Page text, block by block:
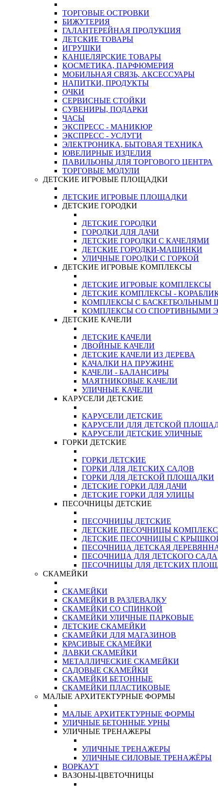
ТОРГОВЫЕ ОСТРОВКИ
БИЖУТЕРИЯ
ГАЛАНТЕРЕЙНАЯ ПРОДУКЦИЯ
ДЕТСКИЕ ТОВАРЫ
ИГРУШКИ
КАНЦЕЛЯРСКИЕ ТОВАРЫ
КОСМЕТИКА, ПАРФЮМЕРИЯ
МОБИЛЬНАЯ СВЯЗЬ, АКСЕССУАРЫ
НАПИТКИ, ПРОДУКТЫ
ОЧКИ
СЕРВИСНЫЕ СТОЙКИ
СУВЕНИРЫ, ПОДАРКИ
ЧАСЫ
ЭКСПРЕСС - МАНИКЮР
ЭКСПРЕСС - УСЛУГИ
ЭЛЕКТРОНИКА, БЫТОВАЯ ТЕХНИКА
ЮВЕЛИРНЫЕ ИЗДЕЛИЯ
ПАВИЛЬОНЫ ДЛЯ ТОРГОВОГО ЦЕНТРА
ТОРГОВЫЕ МОДУЛИ
ДЕТСКИЕ ИГРОВЫЕ ПЛОЩАДКИ
ДЕТСКИЕ ИГРОВЫЕ ПЛОЩАДКИ
ДЕТСКИЕ ГОРОДКИ
ДЕТСКИЕ ГОРОДКИ
ГОРОДКИ ДЛЯ ДАЧИ
ДЕТСКИЕ ГОРОДКИ С КАЧЕЛЯМИ
ДЕТСКИЕ ГОРОДКИ-МАШИНКИ
УЛИЧНЫЕ ГОРОДКИ С ГОРКОЙ
ДЕТСКИЕ ИГРОВЫЕ КОМПЛЕКСЫ
ДЕТСКИЕ ИГРОВЫЕ КОМПЛЕКСЫ
ДЕТСКИЕ КОМПЛЕКСЫ -
КОМПЛЕКСЫ С БАСКЕТБОЛЬНЫМ
КОМПЛЕКСЫ СО СПОРТИВНЫМИ
ДЕТСКИЕ КАЧЕЛИ
ДЕТСКИЕ КАЧЕЛИ
ДВОЙНЫЕ КАЧЕЛИ
ДЕТСКИЕ КАЧЕЛИ ИЗ ДЕРЕВА
КАЧАЛКИ НА ПРУЖИНЕ
КАЧЕЛИ - БАЛАНСИРЫ
МАЯТНИКОВЫЕ КАЧЕЛИ
УЛИЧНЫЕ КАЧЕЛИ
КАРУСЕЛИ ДЕТСКИЕ
КАРУСЕЛИ ДЕТСКИЕ
КАРУСЕЛИ ДЛЯ ДЕТСКОЙ
КАРУСЕЛИ ДЕТСКИЕ УЛИЧНЫЕ
ГОРКИ ДЕТСКИЕ
ГОРКИ ДЕТСКИЕ
ГОРКИ ДЛЯ ДЕТСКИХ САДОВ
ГОРКИ ДЛЯ ДЕТСКОЙ ПЛОЩАДКИ
ДЕТСКИЕ ГОРКИ ДЛЯ ДАЧИ
ДЕТСКИЕ ГОРКИ ДЛЯ УЛИЦЫ
ПЕСОЧНИЦЫ ДЕТСКИЕ
ПЕСОЧНИЦЫ ДЕТСКИЕ
ДЕТСКИЕ ПЕСОЧНИЦЫ
ДЕТСКИЕ ПЕСОЧНИЦЫ С
ПЕСОЧНИЦА ДЕТСКАЯ
ПЕСОЧНИЦА ДЛЯ ДЕТСКОГО САДА
ПЕСОЧНИЦЫ ДЛЯ ДЕТСКИХ
СКАМЕЙКИ
СКАМЕЙКИ
СКАМЕЙКИ В РАЗДЕВАЛКУ
СКАМЕЙКИ СО СПИНКОЙ
СКАМЕЙКИ УЛИЧНЫЕ ПАРКОВЫЕ
ДЕТСКИЕ СКАМЕЙКИ
СКАМЕЙКИ ДЛЯ МАГАЗИНОВ
КРАСИВЫЕ СКАМЕЙКИ
ЛАВКИ СКАМЕЙКИ
МЕТАЛЛИЧЕСКИЕ СКАМЕЙКИ
САДОВЫЕ СКАМЕЙКИ
СКАМЕЙКИ БЕТОННЫЕ
СКАМЕЙКИ ПЛАСТИКОВЫЕ
МАЛЫЕ АРХИТЕКТУРНЫЕ ФОРМЫ
МАЛЫЕ АРХИТЕКТУРНЫЕ ФОРМЫ
УЛИЧНЫЕ БЕТОННЫЕ УРНЫ
УЛИЧНЫЕ ТРЕНАЖЕРЫ
УЛИЧНЫЕ ТРЕНАЖЕРЫ
УЛИЧНЫЕ СИЛОВЫЕ ТРЕНАЖЁРЫ
ВОРКАУТ
ВАЗОНЫ-ЦВЕТОЧНИЦЫ